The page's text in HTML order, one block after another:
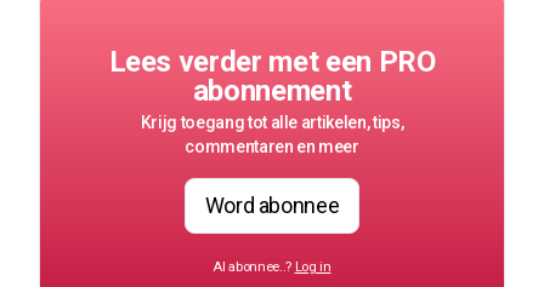
Lees verder met een PRO
abonnement
Krijg toegang tot alle artikelen, tips,
commentaren en meer
Word abonnee
Al abonnee..? Log in